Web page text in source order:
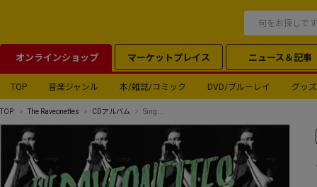
オンラインショップ マーケットプレイス ニュース＆記事
TOP 音楽ジャンル 本/雑誌/コミック DVD/ブルーレイ グッズ
TOP The Raveonettes CDアルバム Sing...